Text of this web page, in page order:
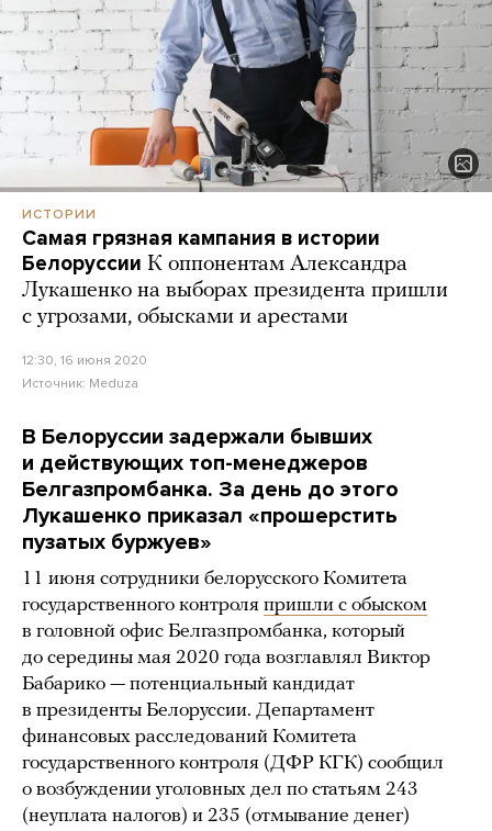
ИСТОРИИ
Самая грязная кампания в истории
Белоруссии К оппонентам Александра
Лукашенко на выборах президента пришли
с угрозами, обысками и арестами
12:30, 16 июня 2020
Источник: Meduza
В Белоруссии задержали бывших
и действующих топ-менеджеров
Белгазпромбанка. За день до этого
Лукашенко приказал «прошерстить
пузатых буржуев»
11 июня сотрудники белорусского Комитета
государственного контроля пришли с обыском
в головной офис Белгазпромбанка, который
до середины мая 2020 года возглавлял Виктор
Бабарико — потенциальный кандидат
в президенты Белоруссии. Департамент
финансовых расследований Комитета
государственного контроля (ДФР КГК) сообщил
о возбуждении уголовных дел по статьям 243
(неуплата налогов) и 235 (отмывание денег)